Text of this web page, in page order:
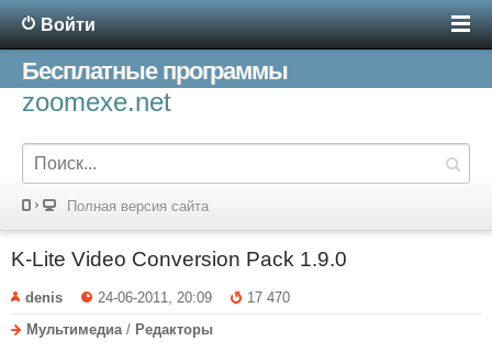
Войти
Бесплатные программы
zoomexe.net
Полная версия сайта
K-Lite Video Conversion Pack 1.9.0
denis 24-06-2011, 20:09
17 470
Мультимедиа / Редакторы